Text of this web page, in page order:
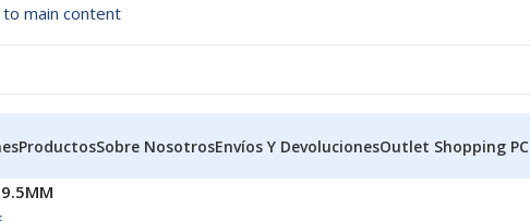
to main content
ProductosSobre NosotrosEnvíos Y DevolucionesOutlet Shopping PC